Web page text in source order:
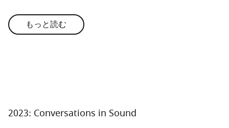
もっと読む
2023: Conversations in Sound